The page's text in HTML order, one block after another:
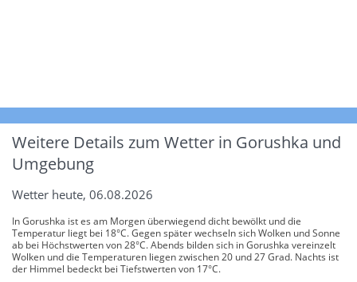
Weitere Details zum Wetter in Gorushka und
Umgebung
Wetter heute, 06.08.2026
In Gorushka ist es am Morgen überwiegend dicht bewölkt und die
Temperatur liegt bei 18°C. Gegen später wechseln sich Wolken und Sonne
ab bei Höchstwerten von 28°C. Abends bilden sich in Gorushka vereinzelt
Wolken und die Temperaturen liegen zwischen 20 und 27 Grad. Nachts ist
der Himmel bedeckt bei Tiefstwerten von 17°C.